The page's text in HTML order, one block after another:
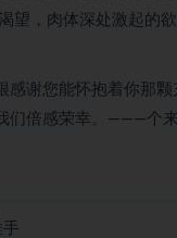
望，肉体深处激起的
感谢您能怀抱着你那
们倍感荣幸。———个